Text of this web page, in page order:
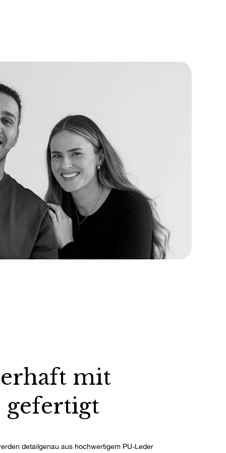
mit
gefertigt
detailgenau aus hochwertigem PU-Leder